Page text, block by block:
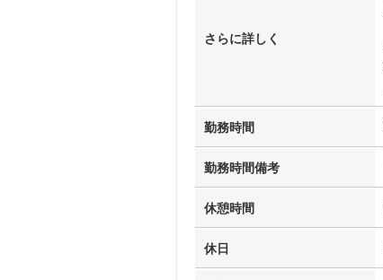
さらに詳しく
勤務時間
勤務時間備考
休憩時間
休日